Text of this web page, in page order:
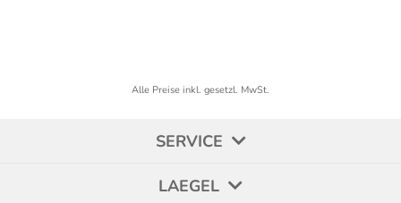
Alle Preise inkl. gesetzl. MwSt.
SERVICE
LAEGEL